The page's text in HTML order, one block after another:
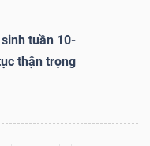
tuần 10-
thận trọng